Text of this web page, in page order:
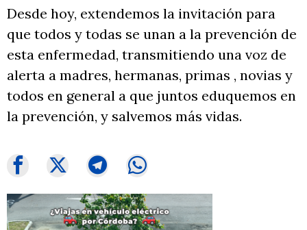
Desde hoy, extendemos la invitación para
que todos y todas se unan a la prevención de
esta enfermedad, transmitiendo una voz de
alerta a madres, hermanas, primas , novias y
todos en general a que juntos eduquemos en
la prevención, y salvemos más vidas.